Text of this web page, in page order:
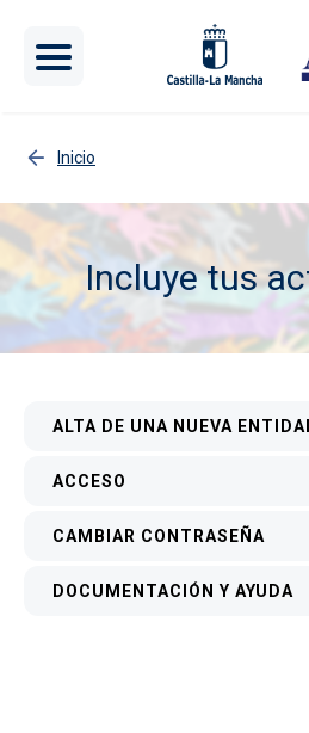
Inicio
Incluye tus
Imagen
ALTA DE UNA NUEVA
ACCESO
CAMBIAR CONTRASEÑA
DOCUMENTACIÓN Y AYUDA